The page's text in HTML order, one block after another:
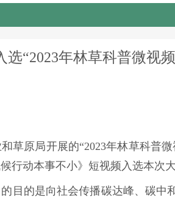
选“2023年林草科普微视
草原局开展的“2023年林草科普
行动本事不小》短视频入选本次
目的是向社会传播碳达峰、碳